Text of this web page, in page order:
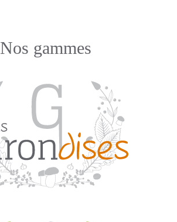
Nos gammes